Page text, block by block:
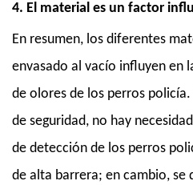
4. El material es un factor
En resumen, los diferentes
envasado al vacío influyen en
de olores de los perros
de seguridad, no hay
de detección de los perros
de alta barrera; en cambio, se